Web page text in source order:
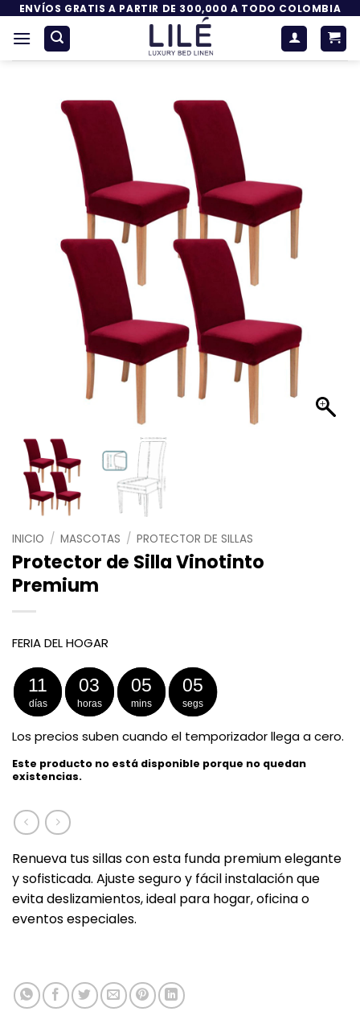
Saltar
contenido
ENVÍOS GRATIS A PARTIR DE 300,000 A TODO COLOMBIA
INICIO / MASCOTAS / PROTECTOR DE SILLAS
Protector de Silla Vinotinto
Premium
FERIA DEL HOGAR
11
días
03
horas
05
mins
05
segs
Los precios suben cuando el temporizador llega a cero.
Este producto no está disponible porque no quedan
existencias.
Renueva tus sillas con esta funda premium elegante
y sofisticada. Ajuste seguro y fácil instalación que
evita deslizamientos, ideal para hogar, oficina o
eventos especiales.